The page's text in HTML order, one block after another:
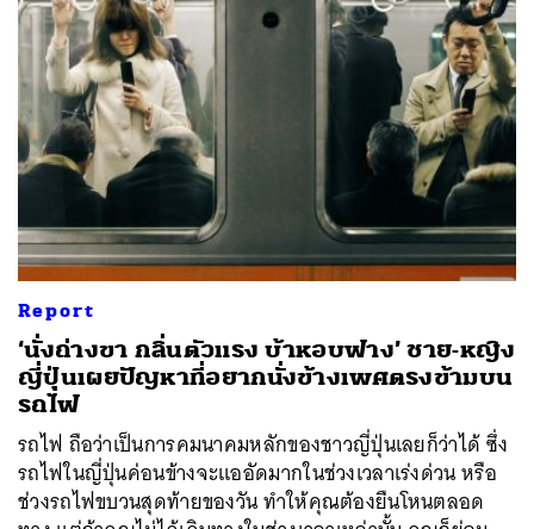
Report
‘นั่งถ่างขา กลิ่นตัวแรง บ้าหอบฟาง’ ชาย-หญิง
ญี่ปุ่นเผยปัญหาที่อยากนั่งข้างเพศตรงข้ามบน
รถไฟ
รถไฟ ถือว่าเป็นการคมนาคมหลักของชาวญี่ปุ่นเลยก็ว่าได้ ซึ่ง
รถไฟในญี่ปุ่นค่อนข้างจะแออัดมากในช่วงเวลาเร่งด่วน หรือ
ช่วงรถไฟขบวนสุดท้ายของวัน ทำให้คุณต้องยืนโหนตลอด